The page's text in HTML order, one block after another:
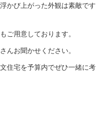
かび上がった外観は素敵です
ご用意しております。
んお聞かせください。
住宅を予算内でぜひ一緒に考